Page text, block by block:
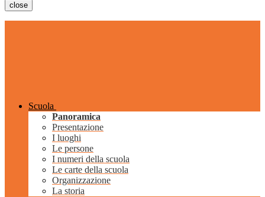
close
Scuola
Panoramica
Presentazione
I luoghi
Le persone
I numeri della scuola
Le carte della scuola
Organizzazione
La storia